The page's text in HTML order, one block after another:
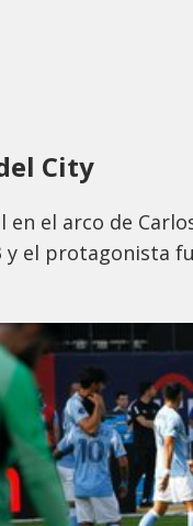
City
en el arco de
y el protagonista